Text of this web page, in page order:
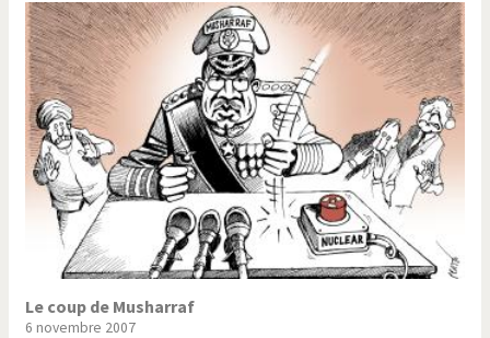
Le coup de Musharraf
6 novembre 2007